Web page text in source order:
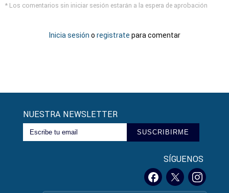
* Los comentarios sin iniciar sesión estarán a la espera de aprobación
Inicia sesión o registrate para comentar
NUESTRA NEWSLETTER
SUSCRIBIRME
SÍGUENOS